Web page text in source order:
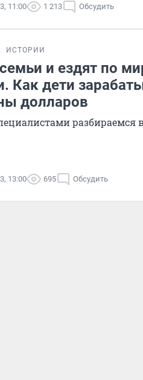
11:00 1 213 Обсудить
ИСТОРИИ
и ездят по
Как дети
долларов
разбираемся
13:00 695 Обсудить